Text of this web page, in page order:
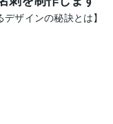
ザインの秘訣とは】